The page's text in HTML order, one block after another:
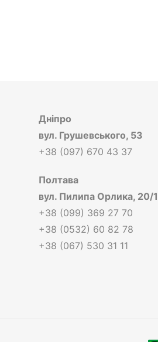
Дніпро
вул. Грушевського, 53
+38 (097) 670 43 37
Полтава
вул. Пилипа Орлика, 20/1
+38 (099) 369 27 70
+38 (0532) 60 82 78
+38 (067) 530 31 11